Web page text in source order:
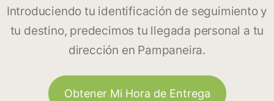
Introduciendo tu identificación de seguimiento y
tu destino, predecimos tu llegada personal a tu
dirección en Pampaneira.
Obtener Mi Hora de Entrega